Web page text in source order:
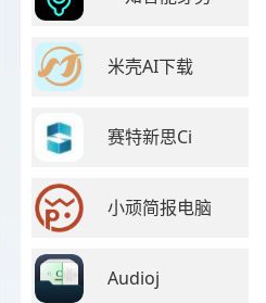
米壳AI下载
赛特新思Ci
小顽简报电脑
Audioj